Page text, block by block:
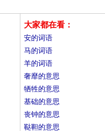
大家都在看：
安的词语
马的词语
羊的词语
奢靡的意思
牺牲的意思
基础的意思
丧钟的意思
鞑靼的意思